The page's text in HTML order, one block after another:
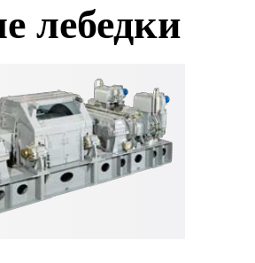
лебедки